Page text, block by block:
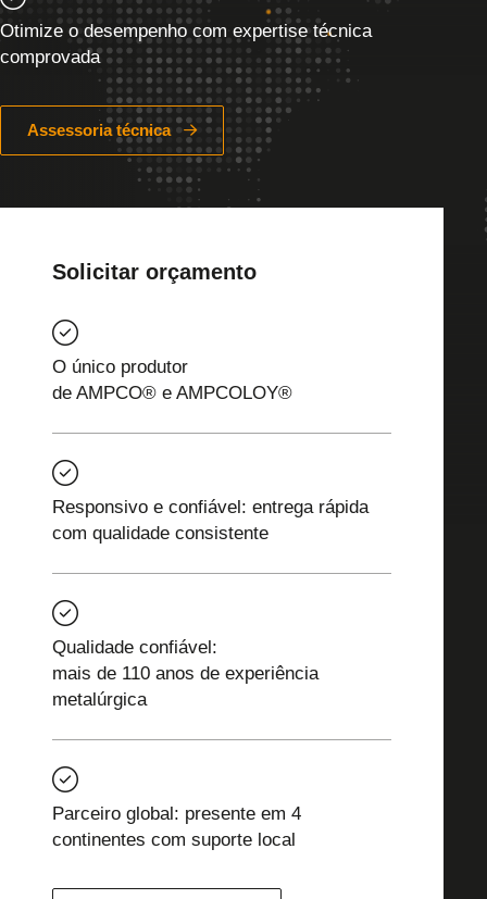
Otimize o desempenho com expertise técnica
comprovada
Assessoria técnica
Solicitar orçamento
O único produtor
de AMPCO® e AMPCOLOY®
Responsivo e confiável: entrega rápida
com qualidade consistente
Qualidade confiável:
mais de 110 anos de experiência
metalúrgica
Parceiro global: presente em 4
continentes com suporte local